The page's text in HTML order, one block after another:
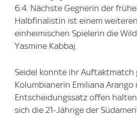
6:4. Nächste Gegnerin der
Halbfinalistin ist einem
einheimischen Spielerin die
Yasmine Kabbaj.
Seidel konnte ihr Auftaktmatch
Kolumbianerin Emiliana Arango
Entscheidungssatz offen
sich die 21-Jährige der